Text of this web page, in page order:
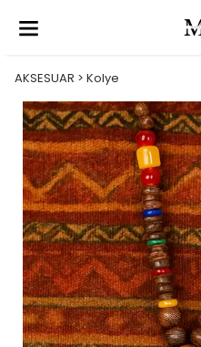
AKSESUAR > Kolye